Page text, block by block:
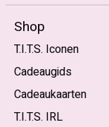
Shop
T.I.T.S. Iconen
Cadeaugids
Cadeaukaarten
T.I.T.S. IRL